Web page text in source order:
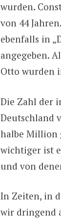
wurden.
von 44
ebenfalls in
angegeben.
Otto wurden
Die Zahl der
Deutschland
halbe Million
wichtiger ist
und von
In Zeiten, in
wir dringend